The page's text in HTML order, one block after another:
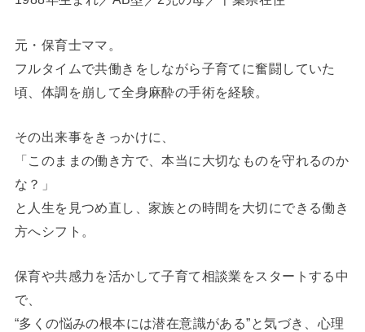
元・保育士ママ。
フルタイムで共働きをしながら子育てに奮闘していた
頃、体調を崩して全身麻酔の手術を経験。
その出来事をきっかけに、
「このままの働き方で、本当に大切なものを守れるのか
な？」
と人生を見つめ直し、家族との時間を大切にできる働き
方へシフト。
保育や共感力を活かして子育て相談業をスタートする中
で、
“多くの悩みの根本には潜在意識がある”と気づき、心理